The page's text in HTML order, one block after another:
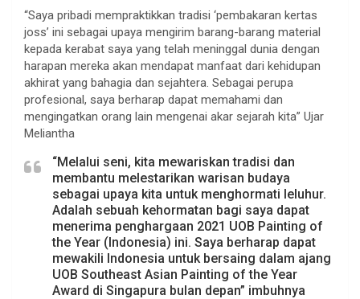
“Saya pribadi mempraktikkan tradisi ‘pembakaran kertas
joss’ ini sebagai upaya mengirim barang-barang material
kepada kerabat saya yang telah meninggal dunia dengan
harapan mereka akan mendapat manfaat dari kehidupan
akhirat yang bahagia dan sejahtera. Sebagai perupa
profesional, saya berharap dapat memahami dan
mengingatkan orang lain mengenai akar sejarah kita” Ujar
Meliantha
“Melalui seni, kita mewariskan tradisi dan
membantu melestarikan warisan budaya
sebagai upaya kita untuk menghormati leluhur.
Adalah sebuah kehormatan bagi saya dapat
menerima penghargaan 2021 UOB Painting of
the Year (Indonesia) ini. Saya berharap dapat
mewakili Indonesia untuk bersaing dalam ajang
UOB Southeast Asian Painting of the Year
Award di Singapura bulan depan” imbuhnya